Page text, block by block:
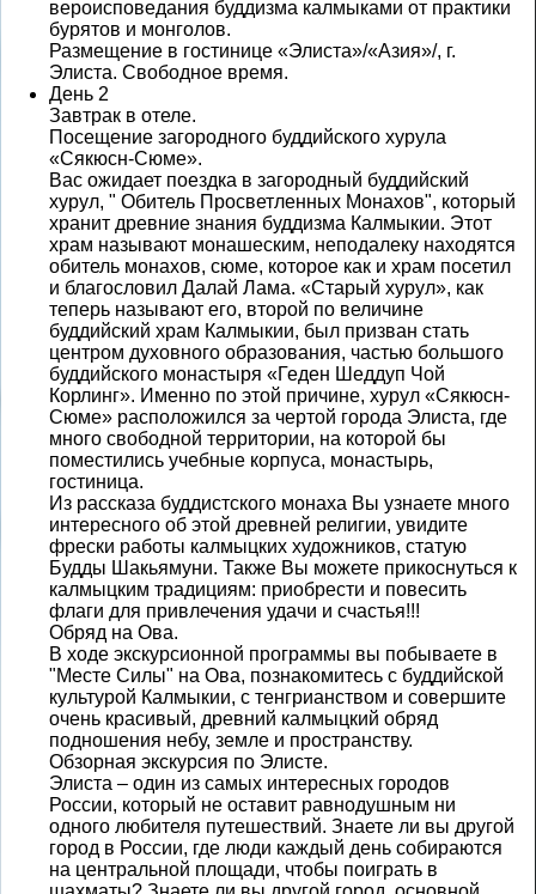
вероисповедания буддизма калмыками от практики
бурятов и монголов.
Размещение в гостинице «Элиста»/«Азия»/, г.
Элиста. Свободное время.
День 2
Завтрак в отеле.
Посещение загородного буддийского хурула
«Сякюсн-Сюме».
Вас ожидает поездка в загородный буддийский
хурул, " Обитель Просветленных Монахов", который
хранит древние знания буддизма Калмыкии. Этот
храм называют монашеским, неподалеку находятся
обитель монахов, сюме, которое как и храм посетил
и благословил Далай Лама. «Старый хурул», как
теперь называют его, второй по величине
буддийский храм Калмыкии, был призван стать
центром духовного образования, частью большого
буддийского монастыря «Геден Шеддуп Чой
Корлинг». Именно по этой причине, хурул «Сякюсн-
Сюме» расположился за чертой города Элиста, где
много свободной территории, на которой бы
поместились учебные корпуса, монастырь,
гостиница.
Из рассказа буддистского монаха Вы узнаете много
интересного об этой древней религии, увидите
фрески работы калмыцких художников, статую
Будды Шакьямуни. Также Вы можете прикоснуться к
калмыцким традициям: приобрести и повесить
флаги для привлечения удачи и счастья!!!
Обряд на Ова.
В ходе экскурсионной программы вы побываете в
"Месте Силы" на Ова, познакомитесь с буддийской
культурой Калмыкии, с тенгрианством и совершите
очень красивый, древний калмыцкий обряд
подношения небу, земле и пространству.
Обзорная экскурсия по Элисте.
Элиста – один из самых интересных городов
России, который не оставит равнодушным ни
одного любителя путешествий. Знаете ли вы другой
город в России, где люди каждый день собираются
на центральной площади, чтобы поиграть в